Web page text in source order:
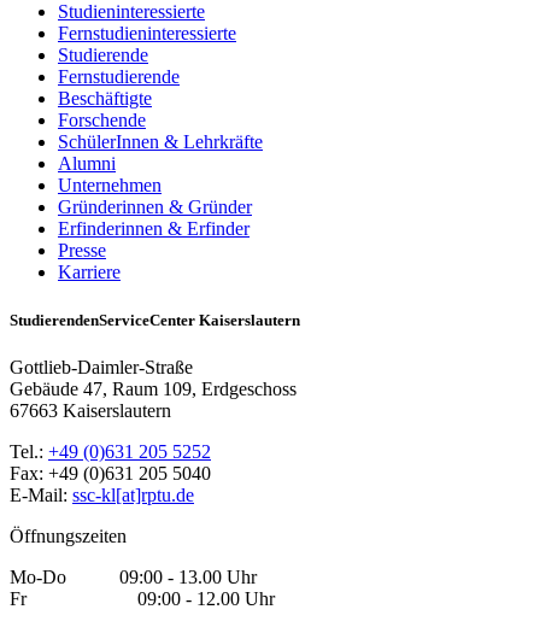
Studieninteressierte
Fernstudieninteressierte
Studierende
Fernstudierende
Beschäftigte
Forschende
SchülerInnen & Lehrkräfte
Alumni
Unternehmen
Gründerinnen & Gründer
Erfinderinnen & Erfinder
Presse
Karriere
StudierendenServiceCenter Kaiserslautern
Gottlieb-Daimler-Straße
Gebäude 47, Raum 109, Erdgeschoss
67663 Kaiserslautern
Tel.: +49 (0)631 205 5252
Fax: +49 (0)631 205 5040
E-Mail: ssc-kl[at]rptu.de
Öffnungszeiten
Mo-Do 09:00 - 13.00 Uhr
Fr 09:00 - 12.00 Uhr